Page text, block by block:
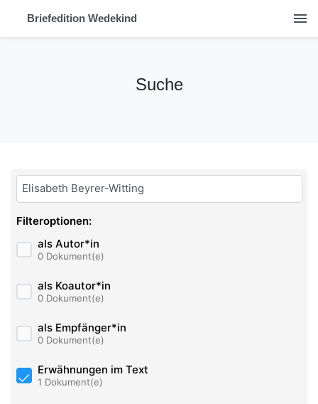
Briefedition Wedekind menu
Suche
Bitte geben Sie hier ihren Suchbegriff ein:
Filteroptionen:
als Autor*in
0 Dokument(e)
als Koautor*in
0 Dokument(e)
als Empfänger*in
0 Dokument(e)
Erwähnungen im Text
1 Dokument(e)